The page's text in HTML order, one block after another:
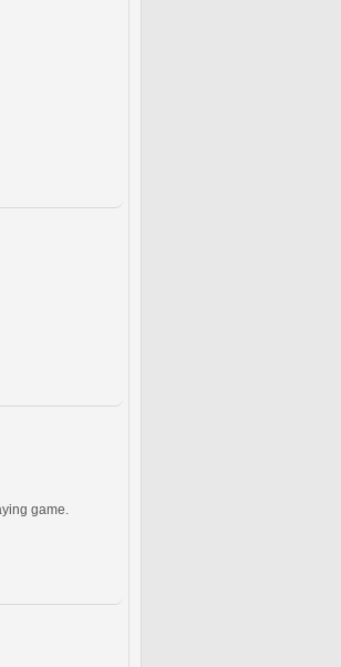
game.